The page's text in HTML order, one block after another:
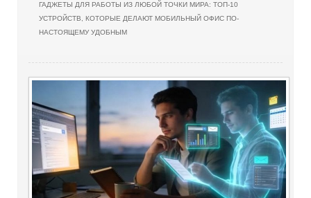
ГАДЖЕТЫ ДЛЯ РАБОТЫ ИЗ ЛЮБОЙ ТОЧКИ МИРА: ТОП-10
УСТРОЙСТВ, КОТОРЫЕ ДЕЛАЮТ МОБИЛЬНЫЙ ОФИС ПО-
НАСТОЯЩЕМУ УДОБНЫМ